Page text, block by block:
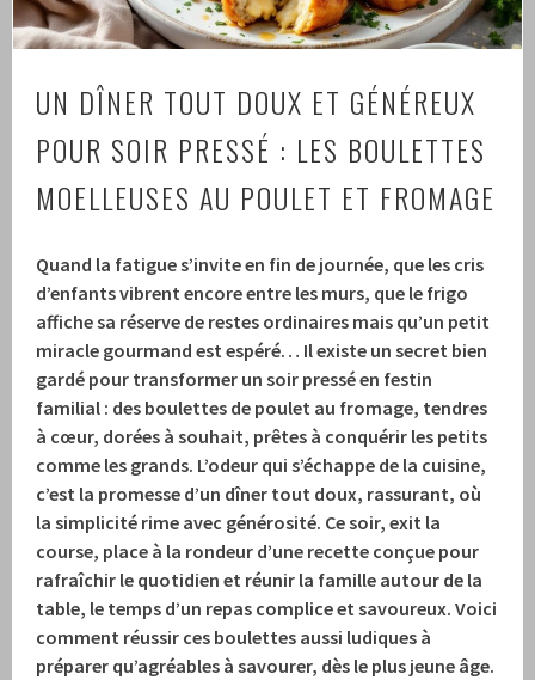
UN DÎNER TOUT DOUX ET GÉNÉREUX
POUR SOIR PRESSÉ : LES BOULETTES
MOELLEUSES AU POULET ET FROMAGE
Quand la fatigue s’invite en fin de journée, que les cris
d’enfants vibrent encore entre les murs, que le frigo
affiche sa réserve de restes ordinaires mais qu’un petit
miracle gourmand est espéré… Il existe un secret bien
gardé pour transformer un soir pressé en festin
familial : des boulettes de poulet au fromage, tendres
à cœur, dorées à souhait, prêtes à conquérir les petits
comme les grands. L’odeur qui s’échappe de la cuisine,
c’est la promesse d’un dîner tout doux, rassurant, où
la simplicité rime avec générosité. Ce soir, exit la
course, place à la rondeur d’une recette conçue pour
rafraîchir le quotidien et réunir la famille autour de la
table, le temps d’un repas complice et savoureux. Voici
comment réussir ces boulettes aussi ludiques à
préparer qu’agréables à savourer, dès le plus jeune âge.